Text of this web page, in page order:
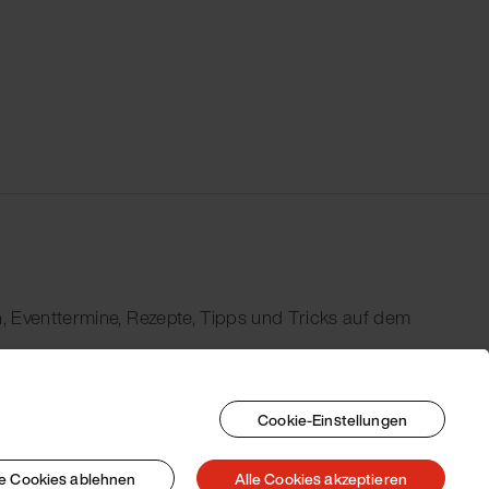
Rezepte, Tipps und Tricks auf dem
Cookie-Einstellungen
Cookies ablehnen Alle Cookies akzeptieren